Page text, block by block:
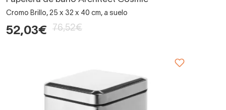
Cromo Brillo, 25 x 32 x 40 cm, a suelo
52,03€ 76,52€